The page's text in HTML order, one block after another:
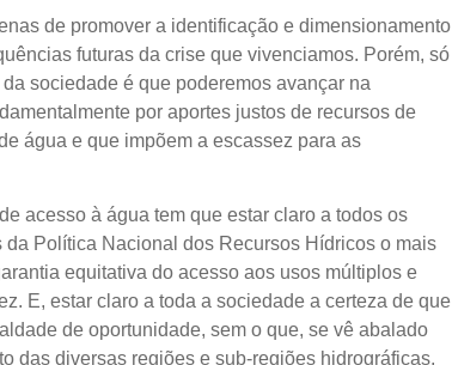
de promover a identificação e dimensionamento
futuras da crise que vivenciamos. Porém, só
sociedade é que poderemos avançar na
por aportes justos de recursos de
água e que impõem a escassez para as
acesso à água tem que estar claro a todos os
Política Nacional dos Recursos Hídricos o mais
equitativa do acesso aos usos múltiplos e
E, estar claro a toda a sociedade a certeza de que
de oportunidade, sem o que, se vê abalado
das diversas regiões e sub-regiões hidrográficas,